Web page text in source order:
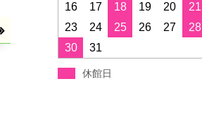
すすき野コミュニティハウス
みたけ台コミュニティハウス
16
17 18 19 20 21
23
24 25 26 27 28
30
31
休館日